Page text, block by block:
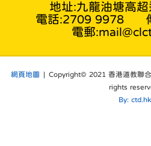
地址:九龍油塘高
電話:2709 9978
電郵
網頁地圖 | Copyright© 2021 香港道教聯
rights
By: ctd.hk